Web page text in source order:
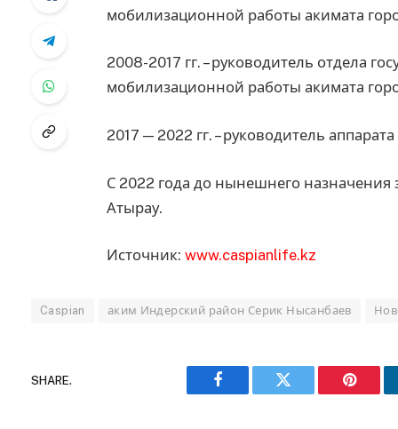
мобилизационной работы акимата
2008-2017 гг. – руководитель отдела
мобилизационной работы акимата
2017 — 2022 гг. – руководитель
С 2022 года до нынешнего назначения
Атырау.
Источник: www.caspianlife.kz
Caspian аким Индерский район Серик Нысанбаев
SHARE.
Facebook Twitter